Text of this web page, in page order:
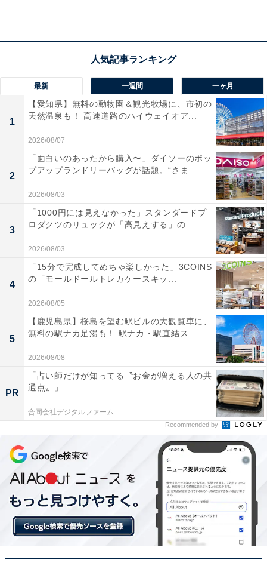
「土肥温泉 粋松亭」の口コミは？
「土肥温泉 粋松亭」には、以下のような口コミが寄せら
れています。
部屋食で提供される美味しく豪華な料理に大満足
夕陽を望む温泉露天風呂からのロケーションが最高
スタッフや女将の温かく親切な接客とおもてなしに
感動
最新 一週間 一ヶ月
1
【愛知県】無料の動物園＆観光牧場に、市初の
天然温泉も！ 高速道路のハイウェイオア...
2026/08/07
2
「面白いのあったから購入〜」ダイソーのポッ
プアップランドリーバッグが話題。“さま...
2026/08/03
3
「1000円には見えなかった」スタンダードプ
ロダクツのリュックが「高見えする」の...
2026/08/03
4
「15分で完成してめちゃ楽しかった」3COINS
の「モールドールトレカケースキッ...
2026/08/05
5
【鹿児島県】桜島を望む駅ビルの大観覧車に、
無料の駅ナカ足湯も！ 駅ナカ・駅直結ス...
2026/08/08
PR
「占い師だけが知ってる〝お金が増える人の共
通点〟」
合同会社デジタルファーム
Recommended by